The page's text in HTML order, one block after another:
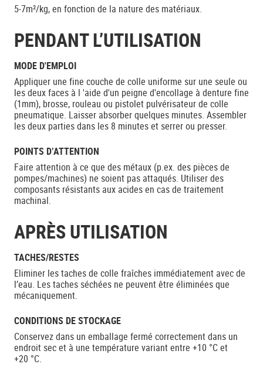
5-7m²/kg, en fonction de la nature des matériaux.
PENDANT L’UTILISATION
MODE D'EMPLOI
Appliquer une fine couche de colle uniforme sur une seule ou
les deux faces à l 'aide d'un peigne d'encollage à denture fine
(1mm), brosse, rouleau ou pistolet pulvérisateur de colle
pneumatique. Laisser absorber quelques minutes. Assembler
les deux parties dans les 8 minutes et serrer ou presser.
POINTS D’ATTENTION
Faire attention à ce que des métaux (p.ex. des pièces de
pompes/machines) ne soient pas attaqués. Utiliser des
composants résistants aux acides en cas de traitement
machinal.
APRÈS UTILISATION
TACHES/RESTES
Eliminer les taches de colle fraîches immédiatement avec de
l’eau. Les taches séchées ne peuvent être éliminées que
mécaniquement.
CONDITIONS DE STOCKAGE
Conservez dans un emballage fermé correctement dans un
endroit sec et à une température variant entre +10 °C et
+20 °C.